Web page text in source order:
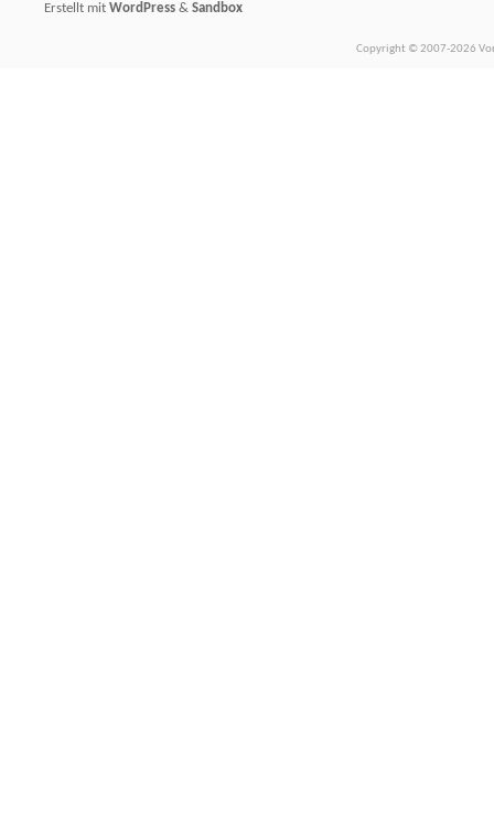
Erstellt mit WordPress & Sandbox
Copyright © 2007-2026